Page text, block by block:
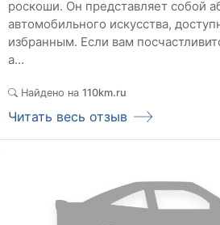
роскоши. Он представляет собой
автомобильного искусства,
избранным. Если вам
а...
Найдено на 110km.ru
Читать весь отзыв